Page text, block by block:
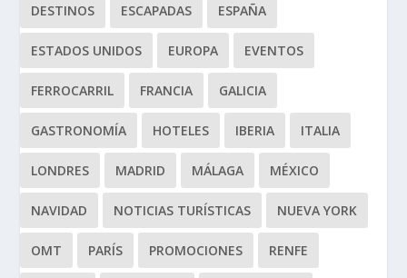
DESTINOS ESCAPADAS ESPAÑA
ESTADOS UNIDOS EUROPA EVENTOS
FERROCARRIL FRANCIA GALICIA
GASTRONOMÍA HOTELES IBERIA ITALIA
LONDRES MADRID MÁLAGA MÉXICO
NAVIDAD NOTICIAS TURÍSTICAS NUEVA YORK
OMT PARÍS PROMOCIONES RENFE